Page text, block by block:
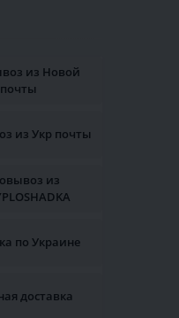
из Новой
почты
из Укр почты
из
по Украине
доставка